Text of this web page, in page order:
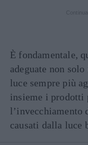
È fondamentale,
adeguate non
luce sempre più
insieme i prodotti
l’invecchiamento
causati dalla luce